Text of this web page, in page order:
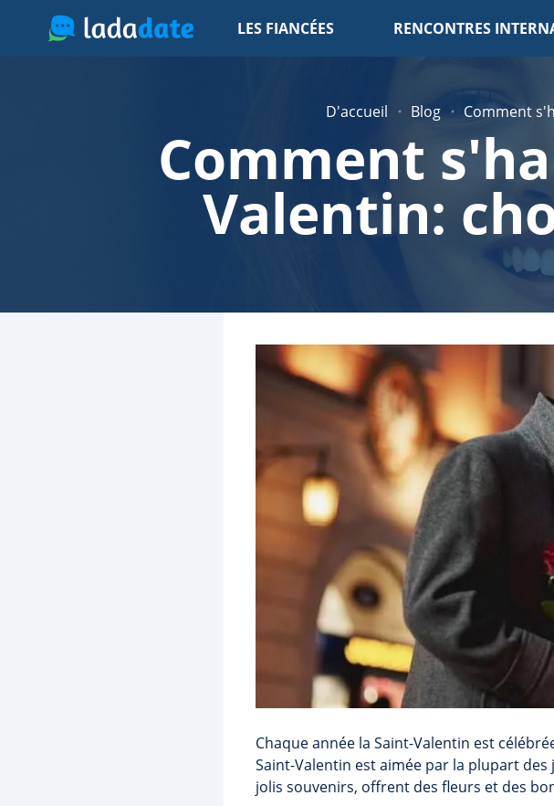
LES FIANCÉES RENCONTRES
D'accueil Blog Comment
Comment
Valentin:
Chaque année la Saint-Valentin est
Saint-Valentin est aimée par la plupart
jolis souvenirs, offrent des fleurs et des